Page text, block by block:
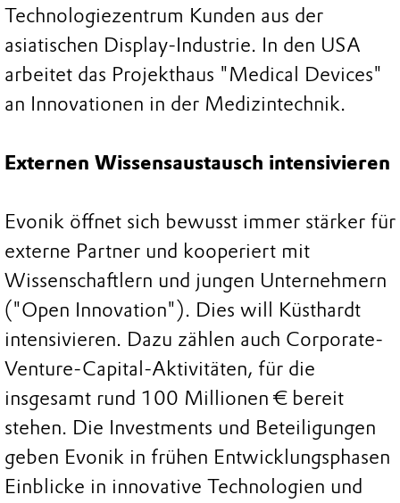
Technologiezentrum Kunden aus der
asiatischen Display-Industrie. In den USA
arbeitet das Projekthaus "Medical Devices"
an Innovationen in der Medizintechnik.
Externen Wissensaustausch intensivieren
Evonik öffnet sich bewusst immer stärker für
externe Partner und kooperiert mit
Wissenschaftlern und jungen Unternehmern
("Open Innovation"). Dies will Küsthardt
intensivieren. Dazu zählen auch Corporate-
Venture-Capital-Aktivitäten, für die
insgesamt rund 100 Millionen € bereit
stehen. Die Investments und Beteiligungen
geben Evonik in frühen Entwicklungsphasen
Einblicke in innovative Technologien und